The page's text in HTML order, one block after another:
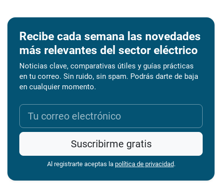
Recibe cada semana las novedades
más relevantes del sector eléctrico
Noticias clave, comparativas útiles y guías prácticas
en tu correo. Sin ruido, sin spam. Podrás darte de baja
en cualquier momento.
Suscribirme gratis
Al registrarte aceptas la política de privacidad.